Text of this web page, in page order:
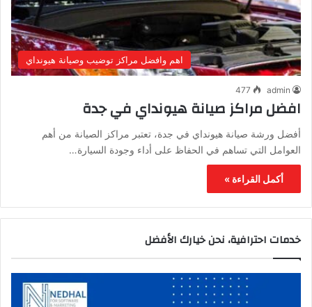
اهم وافضل مراكز توضيب وصيانة هيونداي
admin
477
افضل مراكز صيانة هيونداي في جدة
أفضل ورشة صيانة هيونداي في جدة، تعتبر مراكز الصيانة من أهم
العوامل التي تساهم في الحفاظ على أداء وجودة السيارة…
أكمل القراءة »
خدمات احترافية، نحن خيارك الأفضل